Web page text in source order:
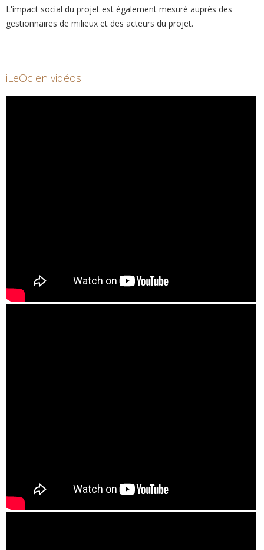
L'impact social du projet est également mesuré auprès des
gestionnaires de milieux et des acteurs du projet.
iLeOc en vidéos :